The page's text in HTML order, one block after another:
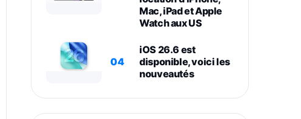
Mac, iPad et Apple
Watch aux US
04
iOS 26.6 est
disponible, voici les
nouveautés